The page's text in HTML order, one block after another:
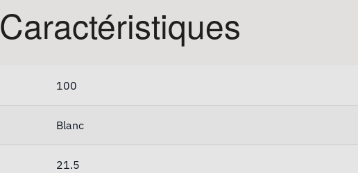
Caractéristiques
100
Blanc
21.5